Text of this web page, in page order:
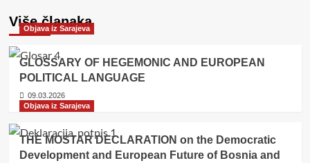
Više članaka
Objava iz Sarajeva
GLOSSARY OF HEGEMONIC AND EUROPEAN
POLITICAL LANGUAGE
09.03.2026
Objava iz Sarajeva
THE MOSTAR DECLARATION on the Democratic
Development and European Future of Bosnia and